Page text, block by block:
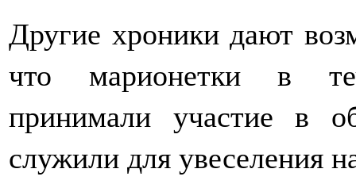
Другие хроники дают
что марионетки в
принимали участие в
служили для увеселения